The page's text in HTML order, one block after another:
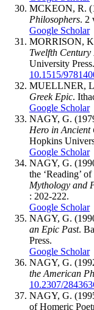
MCKEON, R.
Philosophers. 2
Google Scholar
MORRISON,
Twelfth Century
University Press.
10.1515/
MUELLNER,
Greek Epic.
Google Scholar
NAGY, G.
Hero in Ancient
Hopkins
Google Scholar
NAGY, G.
the ‘Reading’
Mythology and
: 202-222.
Google Scholar
NAGY, G.
an Epic Past.
Press.
Google Scholar
NAGY, G.
the American
10.2307/284363
NAGY, G.
of Homeric